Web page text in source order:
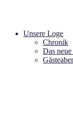
Unsere Loge
Chronik
Das